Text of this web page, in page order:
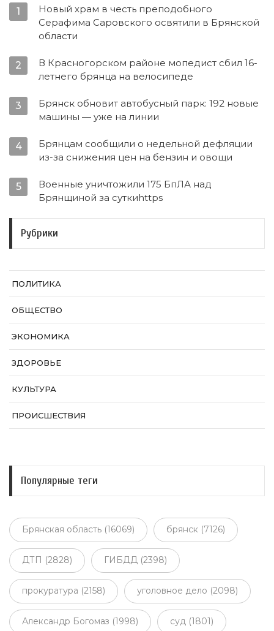
1
Новый храм в честь преподобного
Серафима Саровского освятили в Брянской
области
2
В Красногорском районе мопедист сбил 16-
летнего брянца на велосипеде
3
Брянск обновит автобусный парк: 192 новые
машины — уже на линии
4
Брянцам сообщили о недельной дефляции
из-за снижения цен на бензин и овощи
5
Военные уничтожили 175 БпЛА над
Брянщиной за суткиhttps
Рубрики
ПОЛИТИКА
ОБЩЕСТВО
ЭКОНОМИКА
ЗДОРОВЬЕ
КУЛЬТУРА
ПРОИСШЕСТВИЯ
Популярные теги
Брянская область (16069) брянск (7126)
ДТП (2828) ГИБДД (2398)
прокуратура (2158) уголовное дело (2098)
Александр Богомаз (1998) суд (1801)